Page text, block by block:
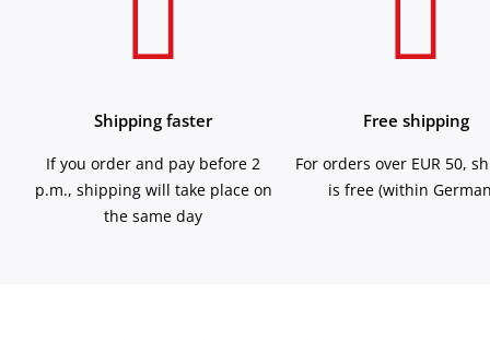
Shipping faster
If you order and pay before 2
p.m., shipping will take place on
the same day
Free shipping
For orders over EUR 50,
is free (within